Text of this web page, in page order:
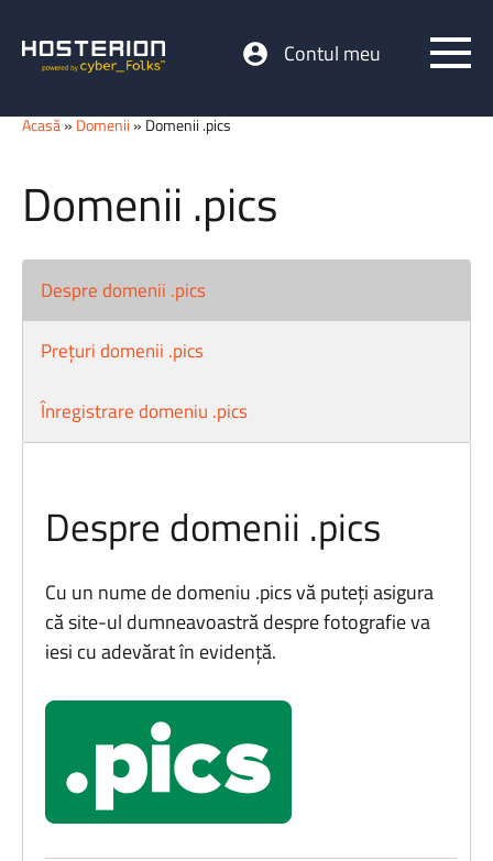
Contul meu
Acasă» Domenii » Domenii .pics
Domenii .pics
Despre domenii .pics
Prețuri domenii .pics
Înregistrare domeniu .pics
Despre domenii .pics
Cu un nume de domeniu .pics vă puteți asigura
că site-ul dumneavoastră despre fotografie va
iesi cu adevărat în evidență.